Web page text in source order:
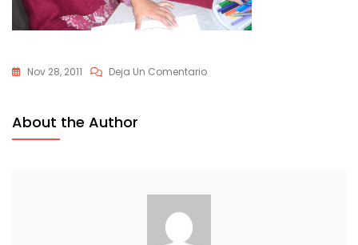
Nov 28, 2011 Deja Un ComentarioEn
About the Author